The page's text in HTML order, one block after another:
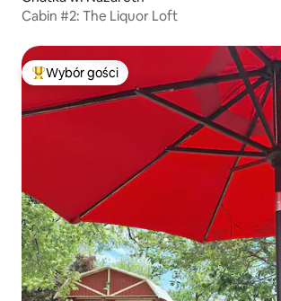
Cabin #2: The Liquor Loft
Najpopularniejsze z kategorii Wybór gości
Wybór gości